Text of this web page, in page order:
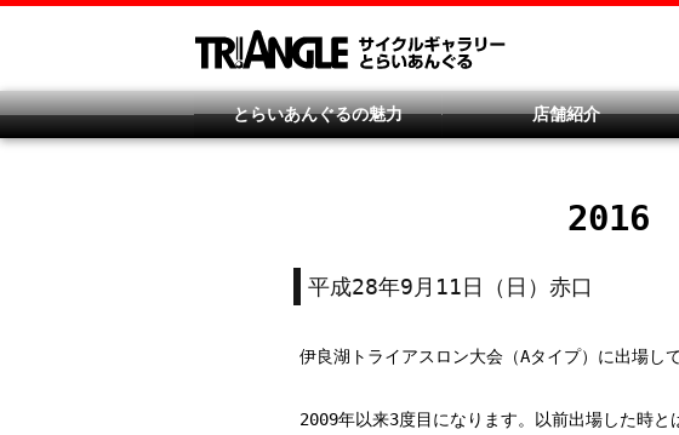
とらいあんぐるの魅力 店舗紹介
2016
平成28年9月11日（日）赤口
伊良湖トライアスロン大会（Aタイプ）に出場し
2009年以来3度目になります。以前出場した時と